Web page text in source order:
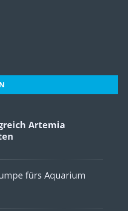
Artemia
fürs Aquarium